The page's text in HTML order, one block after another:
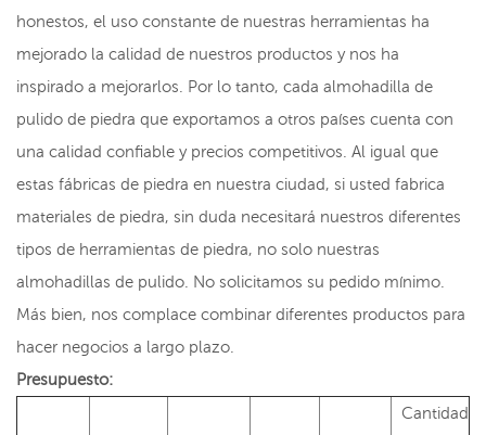
honestos, el uso constante de nuestras herramientas ha
mejorado la calidad de nuestros productos y nos ha
inspirado a mejorarlos. Por lo tanto, cada almohadilla de
pulido de piedra que exportamos a otros países cuenta con
una calidad confiable y precios competitivos. Al igual que
estas fábricas de piedra en nuestra ciudad, si usted fabrica
materiales de piedra, sin duda necesitará nuestros diferentes
tipos de herramientas de piedra, no solo nuestras
almohadillas de pulido. No solicitamos su pedido mínimo.
Más bien, nos complace combinar diferentes productos para
hacer negocios a largo plazo.
Presupuesto:
Cantidad